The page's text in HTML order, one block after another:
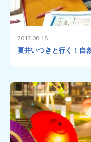
2017.08.18
夏井いつきと行く！自